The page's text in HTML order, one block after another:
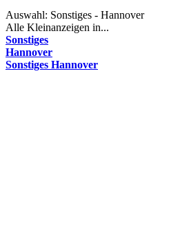
Auswahl: Sonstiges - Hannover
Alle Kleinanzeigen in...
Sonstiges
Hannover
Sonstiges Hannover